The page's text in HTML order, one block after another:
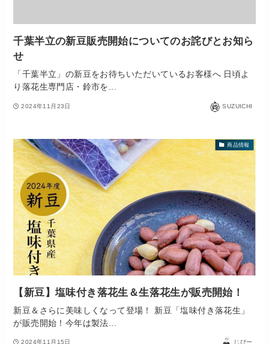
千葉半立の新豆販売開始についてのお詫びとお知ら
せ
「千葉半立」の新豆をお待ちいただいているお客様へ 日頃よ
り落花生専門店・鈴市を...
2024年11月23日 SUZUICHI
商品情報
【新豆】塩味付き落花生＆生落花生が販売開始！
新豆＆さらに美味しくなって登場！ 新豆「塩味付き落花生」
が販売開始！今年は製法...
2024年11月15日 じびー